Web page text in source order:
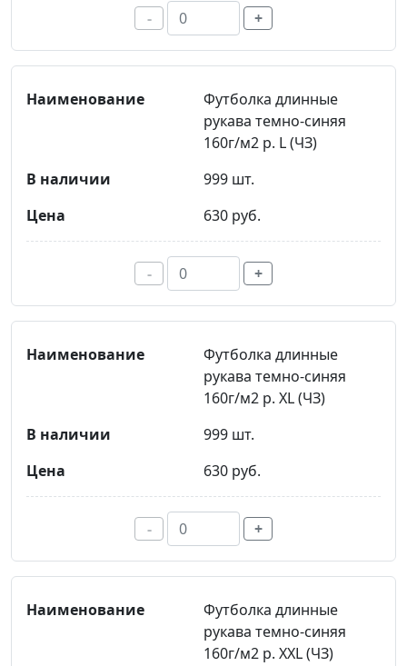
- +
Футболка длинные
рукава темно-синяя
160г/м2 р. L (ЧЗ)
999 шт.
630 руб.
- +
Футболка длинные
рукава темно-синяя
160г/м2 р. XL (ЧЗ)
999 шт.
630 руб.
- +
Футболка длинные
рукава темно-синяя
160г/м2 р. XXL (ЧЗ)